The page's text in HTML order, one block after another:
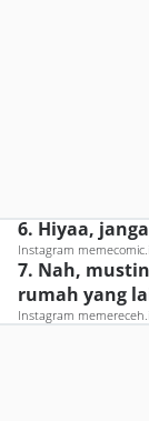
6. Hiyaa,
Instagram
7. Nah,
rumah yang
Instagram